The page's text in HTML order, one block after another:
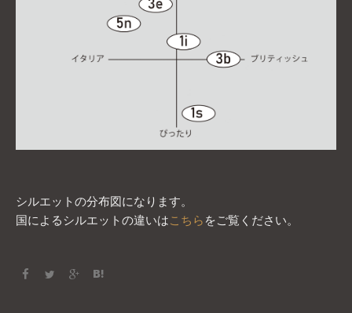
シルエットの分布図になります。
国によるシルエットの違いはこちら をご覧ください。